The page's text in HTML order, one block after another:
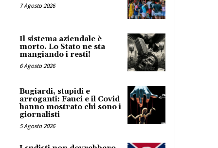
7 Agosto 2026
Il sistema aziendale è
morto. Lo Stato ne sta
mangiando i resti!
6 Agosto 2026
Bugiardi, stupidi e
arroganti: Fauci e il Covid
hanno mostrato chi sono i
giornalisti
5 Agosto 2026